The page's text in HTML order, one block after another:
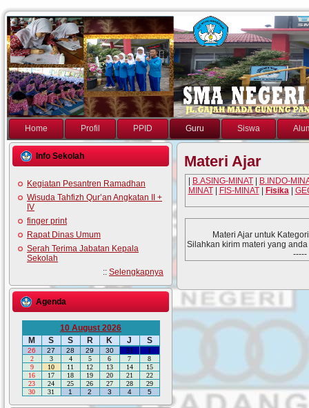
Home Profil PPID Guru Siswa
Info Sekolah
Kegiatan Pesantren Ramadhan
Wisuda Tahfizh Qur’an Angkatan II +
IV
finger print
Rapat Dinas Umum
Serah Terima Jabatan Kepala
Sekolah
:: Selengkapnya
Agenda
10 August 2026
M
S S R K J S
26 27 28 29 30 31
1
2
3 4 5 6 7
8
9
10 11 12 13 14
15
16
17 18 19 20 21
22
23
24 25 26 27 28
29
30
31 1 2 3 4 5
Materi Ajar
| B.ASING-MINAT | B.INDO-
MINAT| FIS-MINAT| Fisika |
Materi Ajar untuk
Silahkan kirim materi yang
-----